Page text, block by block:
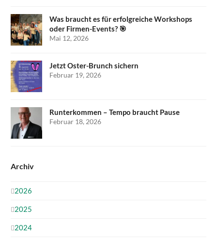
Was braucht es für erfolgreiche Workshops
oder Firmen-Events? 🎯
Mai 12, 2026
Jetzt Oster-Brunch sichern
Februar 19, 2026
Runterkommen – Tempo braucht Pause
Februar 18, 2026
Archiv
2026
2025
2024